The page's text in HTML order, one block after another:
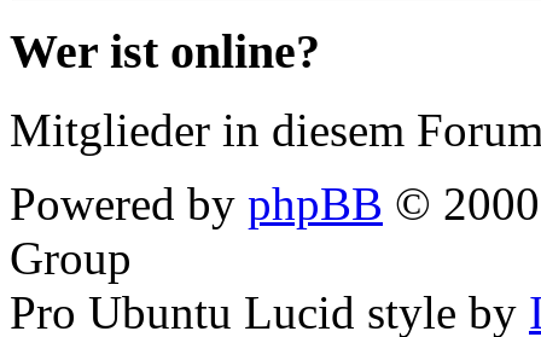
Wer ist online?
Mitglieder in diesem
Powered by phpBB ©
Group
Pro Ubuntu Lucid style by